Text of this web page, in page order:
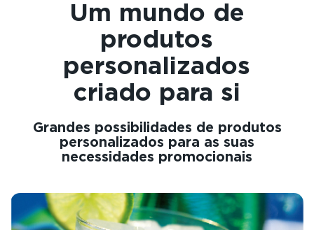
Um mundo de
produtos
personalizados
criado para si
Grandes possibilidades de produtos
personalizados para as suas
necessidades promocionais